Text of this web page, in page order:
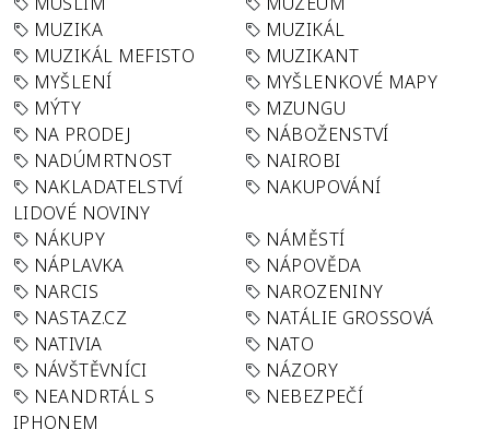
MUZIKA
MUZIKÁL
MUZIKÁL MEFISTO
MUZIKANT
MYŠLENÍ
MYŠLENKOVÉ MAPY
MÝTY
MZUNGU
NA PRODEJ
NÁBOŽENSTVÍ
NADÚMRTNOST
NAIROBI
NAKLADATELSTVÍ
LIDOVÉ NOVINY
NAKUPOVÁNÍ
NÁKUPY
NÁMĚSTÍ
NÁPLAVKA
NÁPOVĚDA
NARCIS
NAROZENINY
NASTAZ.CZ
NATÁLIE GROSSOVÁ
NATIVIA
NATO
NÁVŠTĚVNÍCI
NÁZORY
NEANDRTÁL S
IPHONEM
NEBEZPEČÍ